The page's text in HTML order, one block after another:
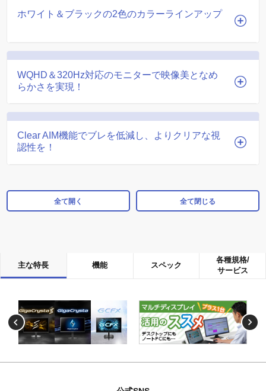
ホワイト＆ブラックの2色のカラーラインアップ
WQHD＆320Hz対応のモニターで映像美となめ
らかさを実現！
Clear AIM機能でブレを低減し、よりクリアな視
認性を！
全て開く 全て閉じる
主な特長 機能 スペック
各種規格/
サービス